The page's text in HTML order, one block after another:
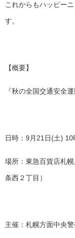
これからもハッピー
す。
【概要】
『秋の全国交通安全
日時： 9月21日(土) 10
場所：東急百貨店札
条西２丁目）
主催：札幌方面中央